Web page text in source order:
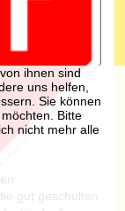
gut geschulten
ihnen sind
uns helfen,
Sie können
Bitte
nicht mehr alle